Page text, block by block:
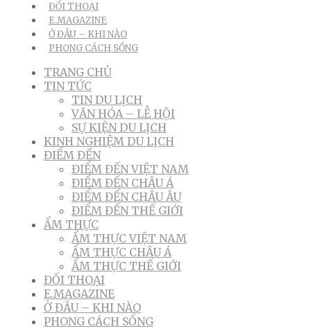
ĐỐI THOẠI
E.MAGAZINE
Ở ĐÂU – KHI NÀO
PHONG CÁCH SỐNG
TRANG CHỦ
TIN TỨC
TIN DU LỊCH
VĂN HÓA – LỄ HỘI
SỰ KIỆN DU LỊCH
KINH NGHIỆM DU LỊCH
ĐIỂM ĐẾN
ĐIỂM ĐẾN VIỆT NAM
ĐIỂM ĐẾN CHÂU Á
ĐIỂM ĐẾN CHÂU ÂU
ĐIỂM ĐẾN THẾ GIỚI
ẨM THỰC
ẨM THỰC VIỆT NAM
ẨM THỰC CHÂU Á
ẨM THỰC THẾ GIỚI
ĐỐI THOẠI
E.MAGAZINE
Ở ĐÂU – KHI NÀO
PHONG CÁCH SỐNG